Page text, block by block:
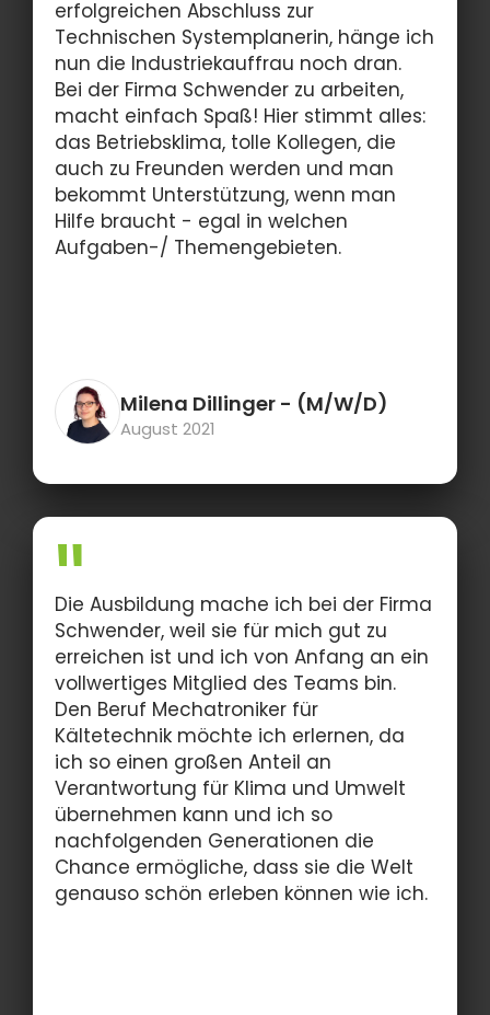
erfolgreichen Abschluss zur
Technischen Systemplanerin, hänge ich
nun die Industriekauffrau noch dran.
Bei der Firma Schwender zu arbeiten,
macht einfach Spaß! Hier stimmt alles:
das Betriebsklima, tolle Kollegen, die
auch zu Freunden werden und man
bekommt Unterstützung, wenn man
Hilfe braucht - egal in welchen
Aufgaben-/ Themengebieten.
Milena Dillinger - (M/W/D)
August 2021
Die Ausbildung mache ich bei der Firma
Schwender, weil sie für mich gut zu
erreichen ist und ich von Anfang an ein
vollwertiges Mitglied des Teams bin.
Den Beruf Mechatroniker für
Kältetechnik möchte ich erlernen, da
ich so einen großen Anteil an
Verantwortung für Klima und Umwelt
übernehmen kann und ich so
nachfolgenden Generationen die
Chance ermögliche, dass sie die Welt
genauso schön erleben können wie ich.